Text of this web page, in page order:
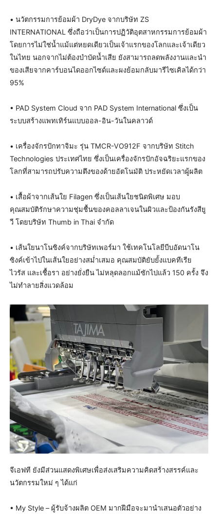
• นวัตกรรมการย้อมผ้า DryDye จากบริษัท ZS
INTERNATIONAL ซึ่งถือว่าเป็นการปฏิวัติอุตสาหกรรมการย้อมผ้า
โดยการไม่ใช่น้ำแม้แต่หยดเดียวเป็นเจ้าแรกของโลกและเจ้าเดียว
ในไทย นอกจากไม่ต้องบำบัดน้ำเสีย ยังสามารถลดพลังงานและนำ
ของเสียจากคาร์บอนไดออกไซด์และผงย้อมกลับมารีไซเคิลได้กว่า
95%
• PAD System Cloud จาก PAD System International ซึ่งเป็น
ระบบสร้างแพทเทิร์นแบบออล-อิน-วันในคลาวด์
• เครื่องจักรปักทาจิมะ รุ่น TMCR-VO912F จากบริษัท Stitch
Technologies ประเทศไทย ซึ่งเป็นเครื่องจักรปักอัจฉริยะแรกของ
โลกที่สามารถปรับความตึงของด้ายอัตโนมัติ ประหยัดเวลาผู้ผลิต
• เสื้อผ้าจากเส้นใย Filagen ซึ่งเป็นเส้นใยชนิดพิเศษ มอบ
คุณสมบัติรักษาความชุ่มชื้นของคอลลาเจนในผิวและป้องกันรังสียู
วี โดยบริษัท Thumb in Thai จำกัด
• เส้นใยนาโนซิงค์จากบริษัทเพอร์มา ใช้เทคโนโลยีบีบอัดนาโน
ซิงค์เข้าไปในเส้นใยอย่างสม่ำเสมอ คุณสมบัติยับยั้งแบคทีเรีย
ไวรัส และเชื้อรา อย่างยั่งยืน ไม่หลุดลอกแม้ซักไปแล้ว 150 ครั้ง จึง
ไม่ทำลายสิ่งแวดล้อม
จีเอฟที ยังมีส่วนแสดงพิเศษเพื่อส่งเสริมความคิดสร้างสรรค์และ
นวัตกรรมใหม่ ๆ ได้แก่
• My Style – ผู้รับจ้างผลิต OEM มากฝีมือจะมานำเสนอตัวอย่าง